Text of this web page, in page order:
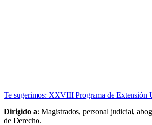
Te sugerimos: XXVIII Programa de Extensión
Dirigido a: Magistrados, personal judicial,
de Derecho.